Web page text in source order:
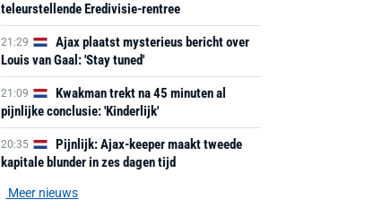
teleurstellende Eredivisie-rentree
21:29
Ajax plaatst mysterieus bericht over
Louis van Gaal: 'Stay tuned'
21:09
Kwakman trekt na 45 minuten al
pijnlijke conclusie: 'Kinderlijk'
20:35
Pijnlijk: Ajax-keeper maakt tweede
kapitale blunder in zes dagen tijd
Meer nieuws